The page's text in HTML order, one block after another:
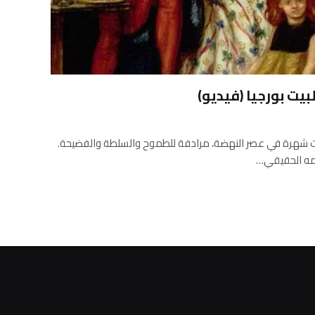
بورجيا (فيديو)
شهرة في عصر النهضة، مرادفة للطموح والسلطة والفضيحة.
الحقيقي…